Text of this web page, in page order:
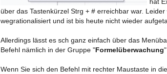
über das Tastenkürzel Strg + # erreichbar war.
wegrationalisiert und ist bis heute nicht wieder
Allerdings lässt es sch ganz einfach über das
Befehl nämlich in der Gruppe "Formelüberwachung
Wenn Sie sich den Befehl mit rechter Maustaste in